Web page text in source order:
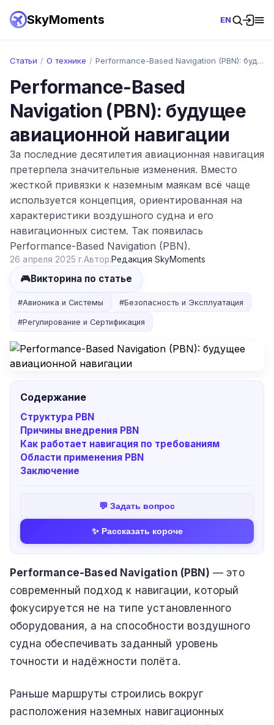
SkyMoments EN
Статьи / О технике / Performance-Based Navigation (PBN): буду…
Performance-Based
Navigation (PBN): будущее
авиационной навигации
За последние десятилетия авиационная навигация
претерпела значительные изменения. Вместо
жесткой привязки к наземным маякам всё чаще
используется концепция, ориентированная на
характеристики воздушного судна и его
навигационных систем. Так появилась
Performance-Based Navigation (PBN).
26 апреля 2025 г.Автор:Редакция SkyMoments
🎮Викторина по статье
#Авионика и Системы #Безопасность и Эксплуатация
#Регулирование и Сертификация
Содержание
Структура PBN
Причины внедрения PBN
Как работает навигация по требованиям
Области применения PBN
Заключение
💬 Задать вопрос
✨ Рассказать короче
Performance-Based Navigation (PBN) — это
современный подход к навигации, который
фокусируется не на типе установленного
оборудования, а на способности воздушного
судна обеспечивать заданный уровень
точности и надёжности полёта.
Раньше маршруты строились вокруг
расположения наземных навигационных